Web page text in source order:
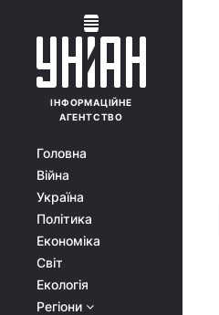
ІНФОРМАЦІЙНЕ
АГЕНТСТВО
Головна
Війна
Україна
Політика
Економіка
Світ
Екологія
Регіони